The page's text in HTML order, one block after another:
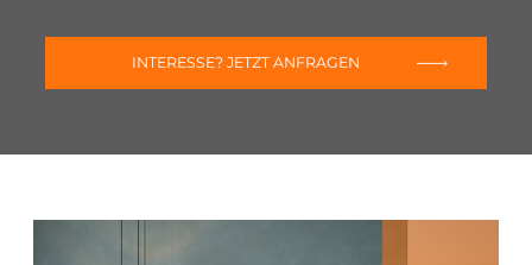
INTERESSE? JETZT ANFRAGEN